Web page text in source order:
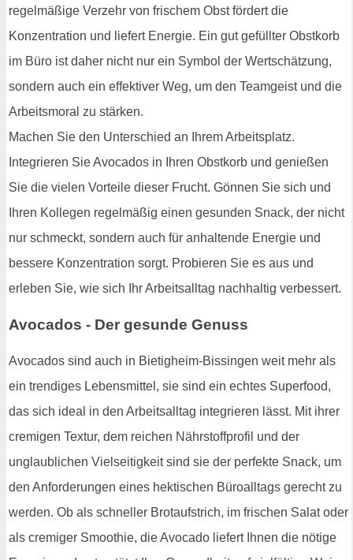
regelmäßige Verzehr von frischem Obst fördert die
Konzentration und liefert Energie. Ein gut gefüllter Obstkorb
im Büro ist daher nicht nur ein Symbol der Wertschätzung,
sondern auch ein effektiver Weg, um den Teamgeist und die
Arbeitsmoral zu stärken.
Machen Sie den Unterschied an Ihrem Arbeitsplatz.
Integrieren Sie Avocados in Ihren Obstkorb und genießen
Sie die vielen Vorteile dieser Frucht. Gönnen Sie sich und
Ihren Kollegen regelmäßig einen gesunden Snack, der nicht
nur schmeckt, sondern auch für anhaltende Energie und
bessere Konzentration sorgt. Probieren Sie es aus und
erleben Sie, wie sich Ihr Arbeitsalltag nachhaltig verbessert.
Avocados - Der gesunde Genuss
Avocados sind auch in Bietigheim-Bissingen weit mehr als
ein trendiges Lebensmittel, sie sind ein echtes Superfood,
das sich ideal in den Arbeitsalltag integrieren lässt. Mit ihrer
cremigen Textur, dem reichen Nährstoffprofil und der
unglaublichen Vielseitigkeit sind sie der perfekte Snack, um
den Anforderungen eines hektischen Büroalltags gerecht zu
werden. Ob als schneller Brotaufstrich, im frischen Salat oder
als cremiger Smoothie, die Avocado liefert Ihnen die nötige